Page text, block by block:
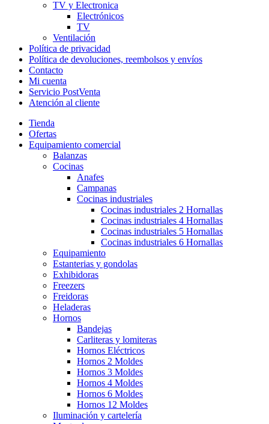
TV y Electronica
Electrónicos
TV
Ventilación
Política de privacidad
Política de devoluciones, reembolsos y envíos
Contacto
Mi cuenta
Servicio PostVenta
Atención al cliente
Tienda
Ofertas
Equipamiento comercial
Balanzas
Cocinas
Anafes
Campanas
Cocinas industriales
Cocinas industriales 2 Hornallas
Cocinas industriales 4 Hornallas
Cocinas industriales 5 Hornallas
Cocinas industriales 6 Hornallas
Equipamiento
Estanterias y gondolas
Exhibidoras
Freezers
Freidoras
Heladeras
Hornos
Bandejas
Carliteras y lomiteras
Hornos Eléctricos
Hornos 2 Moldes
Hornos 3 Moldes
Hornos 4 Moldes
Hornos 6 Moldes
Hornos 12 Moldes
Iluminación y cartelería